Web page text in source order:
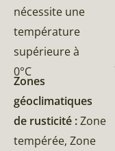
nécessite une
température
supérieure à
0°C
Zones
géoclimatiques
de rusticité :Zone
tempérée, Zone